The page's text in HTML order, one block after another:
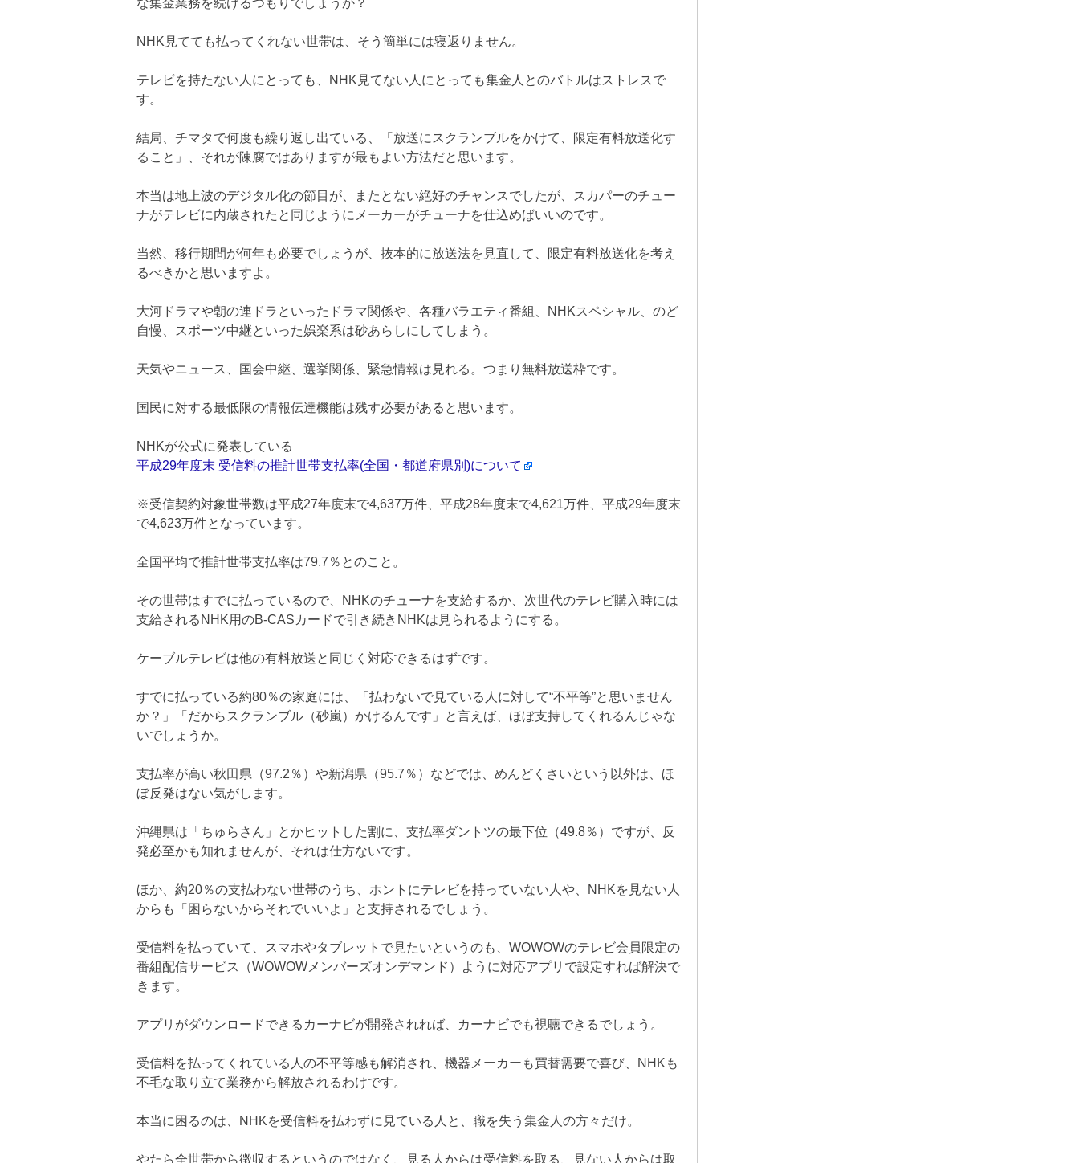
NHK見てても払ってくれない世帯は、そう簡単には寝返りません。
テレビを持たない人にとっても、NHK見てない人にとっても集金人とのバトルはストレスで
す。
結局、チマタで何度も繰り返し出ている、「放送にスクランブルをかけて、限定有料放送化す
ること」、それが陳腐ではありますが最もよい方法だと思います。
本当は地上波のデジタル化の節目が、またとない絶好のチャンスでしたが、スカパーのチュー
ナがテレビに内蔵されたと同じようにメーカーがチューナを仕込めばいいのです。
当然、移行期間が何年も必要でしょうが、抜本的に放送法を見直して、限定有料放送化を考え
るべきかと思いますよ。
大河ドラマや朝の連ドラといったドラマ関係や、各種バラエティ番組、NHKスペシャル、のど
自慢、スポーツ中継といった娯楽系は砂あらしにしてしまう。
天気やニュース、国会中継、選挙関係、緊急情報は見れる。つまり無料放送枠です。
国民に対する最低限の情報伝達機能は残す必要があると思います。
NHKが公式に発表している
平成29年度末 受信料の推計世帯支払率(全国・都道府県別)について
※受信契約対象世帯数は平成27年度末で4,637万件、平成28年度末で4,621万件、平成29年度末
で4,623万件となっています。
全国平均で推計世帯支払率は79.7％とのこと。
その世帯はすでに払っているので、NHKのチューナを支給するか、次世代のテレビ購入時には
支給されるNHK用のB-CASカードで引き続きNHKは見られるようにする。
ケーブルテレビは他の有料放送と同じく対応できるはずです。
すでに払っている約80％の家庭には、「払わないで見ている人に対して“不平等”と思いません
か？」「だからスクランブル（砂嵐）かけるんです」と言えば、ほぼ支持してくれるんじゃな
いでしょうか。
支払率が高い秋田県（97.2％）や新潟県（95.7％）などでは、めんどくさいという以外は、ほ
ぼ反発はない気がします。
沖縄県は「ちゅらさん」とかヒットした割に、支払率ダントツの最下位（49.8％）ですが、反
発必至かも知れませんが、それは仕方ないです。
ほか、約20％の支払わない世帯のうち、ホントにテレビを持っていない人や、NHKを見ない人
からも「困らないからそれでいいよ」と支持されるでしょう。
受信料を払っていて、スマホやタブレットで見たいというのも、WOWOWのテレビ会員限定の
番組配信サービス（WOWOWメンバーズオンデマンド）ように対応アプリで設定すれば解決で
きます。
アプリがダウンロードできるカーナビが開発されれば、カーナビでも視聴できるでしょう。
受信料を払ってくれている人の不平等感も解消され、機器メーカーも買替需要で喜び、NHKも
不毛な取り立て業務から解放されるわけです。
本当に困るのは、NHKを受信料を払わずに見ている人と、職を失う集金人の方々だけ。
やたら全世帯から徴収するというのではなく、見る人からは受信料を取る、見ない人からは取